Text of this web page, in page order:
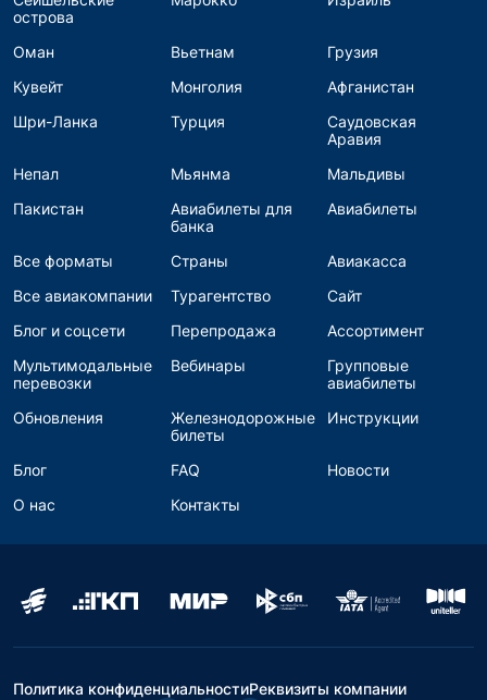
острова
Оман Вьетнам
Грузия
Кувейт
Монголия
Афганистан
Шри-Ланка
Турция
Саудовская
Аравия
Непал
Мьянма
Мальдивы
Пакистан
Авиабилеты для
банка
Авиабилеты
Все форматы Страны
Авиакасса
Все авиакомпании
Турагентство
Сайт
Блог и соцсети
Перепродажа
Ассортимент
Мультимодальные
перевозки
Вебинары
Групповые
авиабилеты
Обновления
Железнодорожные
билеты
Инструкции
Блог FAQ
Новости
О нас
Контакты
Политика конфиденциальностиРеквизиты компании